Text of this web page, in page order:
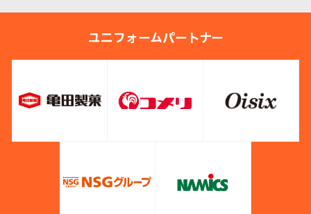
ユニフォームパートナー